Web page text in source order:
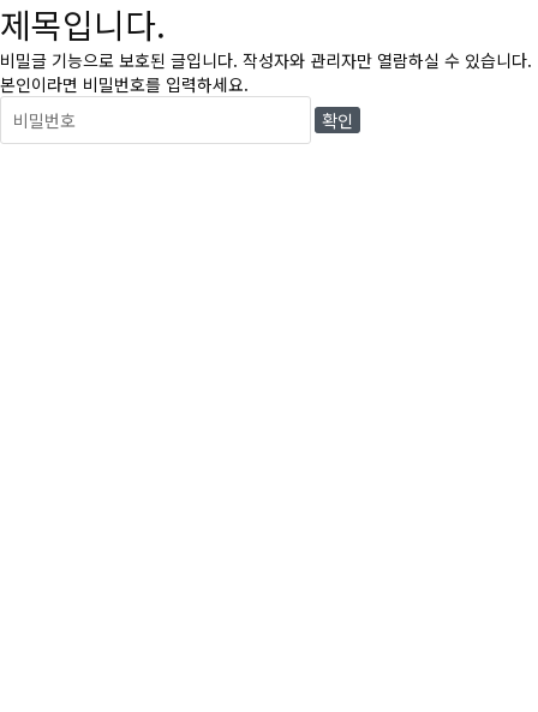
제목입니다.
비밀글 기능으로 보호된 글입니다. 작성자와 관리자만 열람하실 수 있습니다.
본인이라면 비밀번호를 입력하세요.